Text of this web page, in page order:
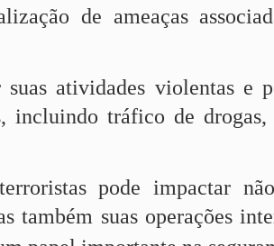
de ameaças
atividades violentas e
incluindo tráfico de drogas,
pode impactar
também suas operações